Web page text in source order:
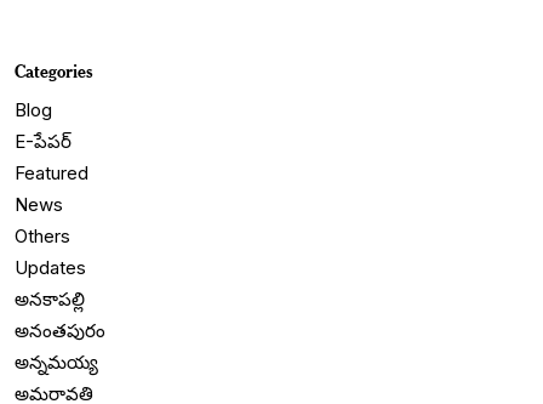
Categories
Blog
E-పేపర్
Featured
News
Others
Updates
అనకాపల్లి
అనంతపురం
అన్నమయ్య
అమరావతి